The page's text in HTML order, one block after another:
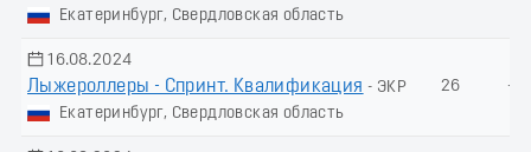
Екатеринбург, Свердловская область
16.08.2024
Лыжероллеры - Спринт. Квалификация - ЭКР
Екатеринбург, Свердловская область
26 -